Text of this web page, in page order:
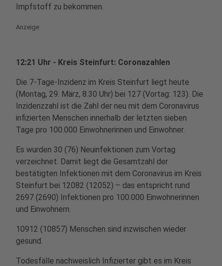
Impfstoff zu bekommen.
Anzeige
12:21 Uhr - Kreis Steinfurt: Coronazahlen
Die 7-Tage-Inzidenz im Kreis Steinfurt liegt heute
(Montag, 29. März, 8.30 Uhr) bei 127 (Vortag: 123). Die
Inzidenzzahl ist die Zahl der neu mit dem Coronavirus
infizierten Menschen innerhalb der letzten sieben
Tage pro 100.000 Einwohnerinnen und Einwohner.
Es wurden 30 (76) Neuinfektionen zum Vortag
verzeichnet. Damit liegt die Gesamtzahl der
bestätigten Infektionen mit dem Coronavirus im Kreis
Steinfurt bei 12082 (12052) – das entspricht rund
2697 (2690) Infektionen pro 100.000 Einwohnerinnen
und Einwohnern.
10912 (10857) Menschen sind inzwischen wieder
gesund.
Todesfälle nachweislich Infizierter gibt es im Kreis